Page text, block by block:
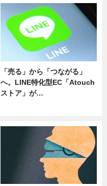
「売る」から「つながる」
へ。LINE特化型EC「Atouch
ストア」が…